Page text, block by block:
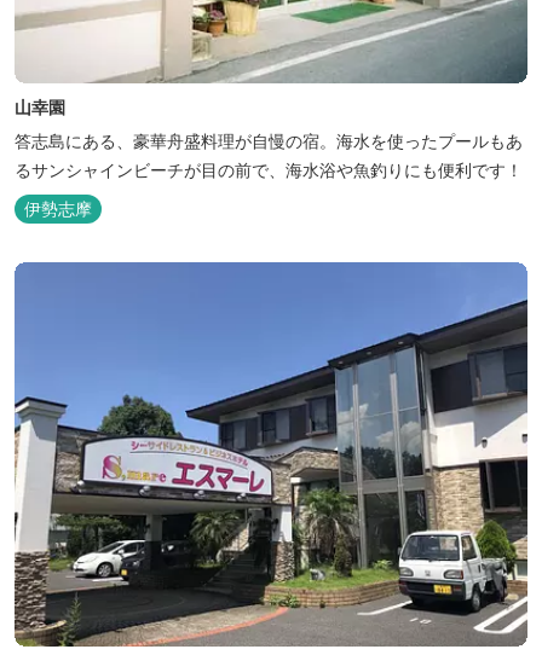
山幸園
答志島にある、豪華舟盛料理が自慢の宿。海水を使ったプールもあ
るサンシャインビーチが目の前で、海水浴や魚釣りにも便利です！
伊勢志摩